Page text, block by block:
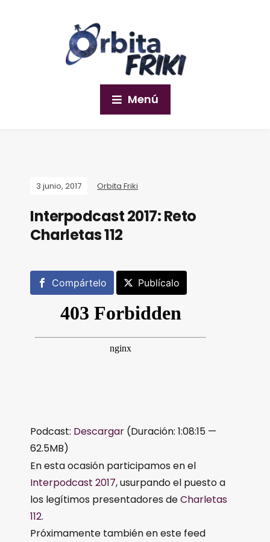
Menú
3 junio, 2017 Orbita Friki
Interpodcast 2017: Reto
Charletas 112
Compártelo Publícalo
Podcast: Descargar (Duración: 1:08:15 —
62.5MB)
En esta ocasión participamos en el
Interpodcast 2017, usurpando el puesto a
los legítimos presentadores deCharletas
112.
Próximamente también en este feed